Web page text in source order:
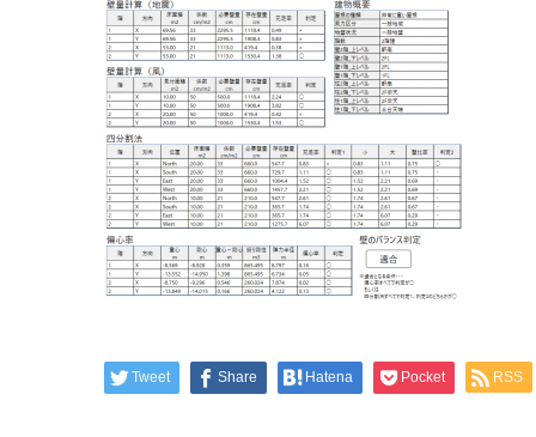
Tweet Share Hatena Pocket RSS